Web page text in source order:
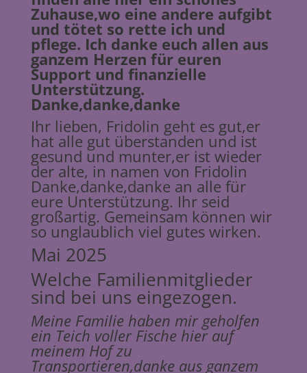
Zuhause,wo eine andere aufgibt
und tötet so rette ich und
pflege. Ich danke euch allen aus
ganzem Herzen für euren
Support und finanzielle
Unterstützung.
Danke,danke,danke
Ihr lieben, Fridolin geht es gut,er
hat alle gut überstanden und ist
gesund und munter,er ist wieder
der alte, in namen von Fridolin
Danke,danke,danke an alle für
eure Unterstützung. Ihr seid
großartig. Gemeinsam können wir
so unglaublich viel gutes wirken.
Mai 2025
Welche Familienmitglieder
sind bei uns eingezogen.
Meine Familie haben mir geholfen
ein Teich voller Fische hier auf
meinem Hof zu
Transportieren,danke aus ganzem